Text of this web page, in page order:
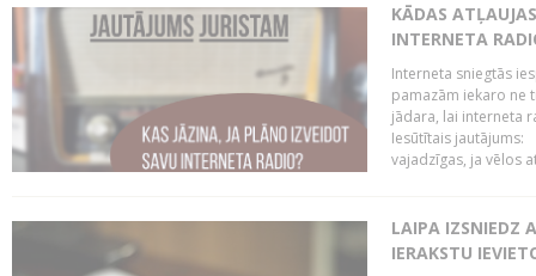
KĀDAS
INTERNETA
Interneta sniegtās
pamazām iekaro ne
jādara, lai interneta
Iesūtītais jautājums:
vajadzīgas, ja vēlos
LAIPA IZSNIEDZ
IERAKSTU